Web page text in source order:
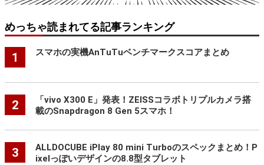
めっちゃ読まれてる記事ランキング
1 スマホの実機AnTuTuベンチマークスコアまとめ
2
「vivo X300 E」発表！ZEISSコラボトリプルカメラ搭
載のSnapdragon 8 Gen 5スマホ！
3
ALLDOCUBE iPlay 80 mini Turboのスペックまとめ！P
ixelっぽいデザインの8.8型タブレット